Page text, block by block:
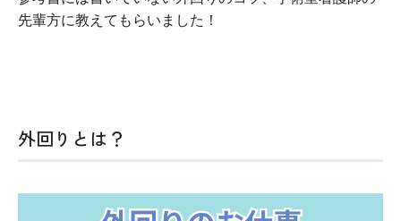
先輩方に教えてもらいました！
外回りとは？